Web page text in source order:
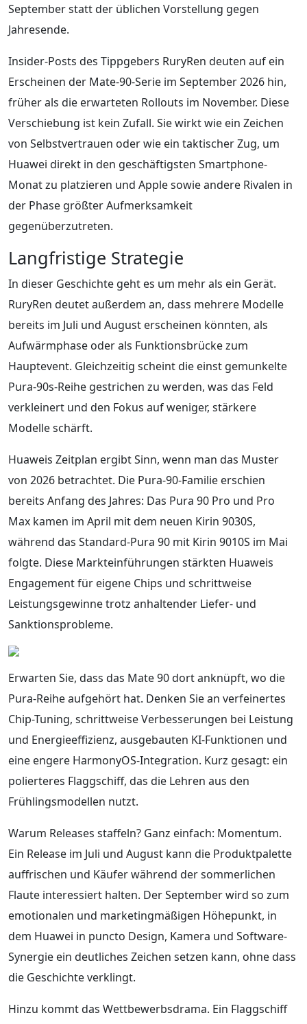
September statt der üblichen Vorstellung gegen
Jahresende.
Insider-Posts des Tippgebers RuryRen deuten auf ein
Erscheinen der Mate-90-Serie im September 2026 hin,
früher als die erwarteten Rollouts im November. Diese
Verschiebung ist kein Zufall. Sie wirkt wie ein Zeichen
von Selbstvertrauen oder wie ein taktischer Zug, um
Huawei direkt in den geschäftigsten Smartphone-
Monat zu platzieren und Apple sowie andere Rivalen in
der Phase größter Aufmerksamkeit
gegenüberzutreten.
Langfristige Strategie
In dieser Geschichte geht es um mehr als ein Gerät.
RuryRen deutet außerdem an, dass mehrere Modelle
bereits im Juli und August erscheinen könnten, als
Aufwärmphase oder als Funktionsbrücke zum
Hauptevent. Gleichzeitig scheint die einst gemunkelte
Pura-90s-Reihe gestrichen zu werden, was das Feld
verkleinert und den Fokus auf weniger, stärkere
Modelle schärft.
Huaweis Zeitplan ergibt Sinn, wenn man das Muster
von 2026 betrachtet. Die Pura-90-Familie erschien
bereits Anfang des Jahres: Das Pura 90 Pro und Pro
Max kamen im April mit dem neuen Kirin 9030S,
während das Standard-Pura 90 mit Kirin 9010S im Mai
folgte. Diese Markteinführungen stärkten Huaweis
Engagement für eigene Chips und schrittweise
Leistungsgewinne trotz anhaltender Liefer- und
Sanktionsprobleme.
Erwarten Sie, dass das Mate 90 dort anknüpft, wo die
Pura-Reihe aufgehört hat. Denken Sie an verfeinertes
Chip-Tuning, schrittweise Verbesserungen bei Leistung
und Energieeffizienz, ausgebauten KI-Funktionen und
eine engere HarmonyOS-Integration. Kurz gesagt: ein
polierteres Flaggschiff, das die Lehren aus den
Frühlingsmodellen nutzt.
Warum Releases staffeln? Ganz einfach: Momentum.
Ein Release im Juli und August kann die Produktpalette
auffrischen und Käufer während der sommerlichen
Flaute interessiert halten. Der September wird so zum
emotionalen und marketingmäßigen Höhepunkt, in
dem Huawei in puncto Design, Kamera und Software-
Synergie ein deutliches Zeichen setzen kann, ohne dass
die Geschichte verklingt.
Hinzu kommt das Wettbewerbsdrama. Ein Flaggschiff